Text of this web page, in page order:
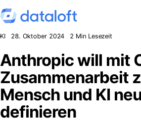
Zum Inhalt springen
KI 28. Oktober 2024 2 Min Lesezeit
Anthropic will mit
Zusammenarbeit
Mensch und KI
definieren